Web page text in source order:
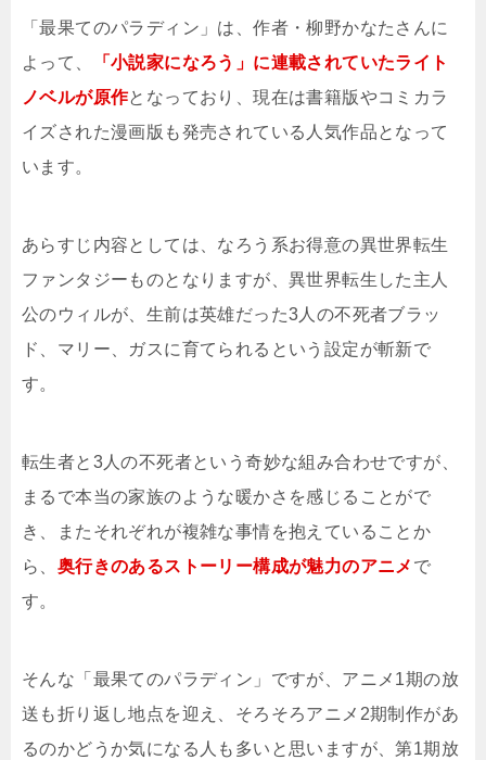
「最果てのパラディン」は、作者・柳野かなたさんに
よって、
「小説家になろう」に連載されていたライト
ノベルが原作となっており、現在は書籍版やコミカラ
イズされた漫画版も発売されている人気作品となって
います。
あらすじ内容としては、なろう系お得意の異世界転生
ファンタジーものとなりますが、異世界転生した主人
公のウィルが、生前は英雄だった3人の不死者ブラッ
ド、マリー、ガスに育てられるという設定が斬新で
す。
転生者と3人の不死者という奇妙な組み合わせですが、
まるで本当の家族のような暖かさを感じることがで
き、またそれぞれが複雑な事情を抱えていることか
ら、 奥行きのあるストーリー構成が魅力のアニメ で
す。
そんな「最果てのパラディン」ですが、アニメ1期の放
送も折り返し地点を迎え、そろそろアニメ2期制作があ
るのかどうか気になる人も多いと思いますが、第1期放